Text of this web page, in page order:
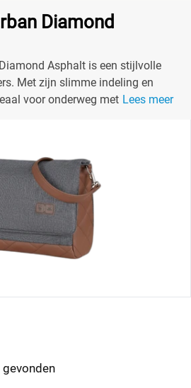
Diamond
Asphalt is een stijlvolle
Met zijn slimme indeling en
voor onderweg met je baby.
Lees meer
gevonden